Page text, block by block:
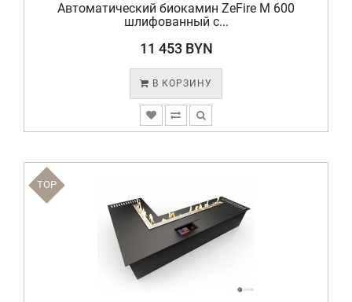
Автоматический биокамин ZeFire М 600
шлифованный с...
11 453 BYN
В КОРЗИНУ
TOP